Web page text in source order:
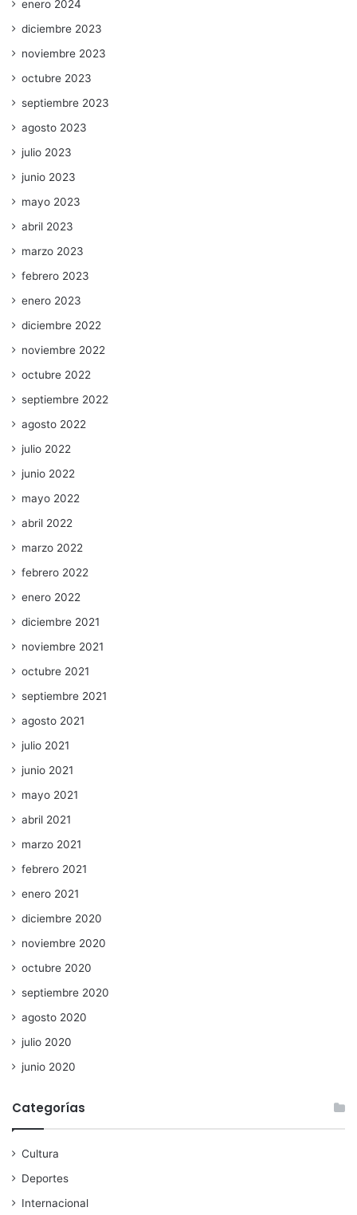
enero 2024
diciembre 2023
noviembre 2023
octubre 2023
septiembre 2023
agosto 2023
julio 2023
junio 2023
mayo 2023
abril 2023
marzo 2023
febrero 2023
enero 2023
diciembre 2022
noviembre 2022
octubre 2022
septiembre 2022
agosto 2022
julio 2022
junio 2022
mayo 2022
abril 2022
marzo 2022
febrero 2022
enero 2022
diciembre 2021
noviembre 2021
octubre 2021
septiembre 2021
agosto 2021
julio 2021
junio 2021
mayo 2021
abril 2021
marzo 2021
febrero 2021
enero 2021
diciembre 2020
noviembre 2020
octubre 2020
septiembre 2020
agosto 2020
julio 2020
junio 2020
Categorías
Cultura
Deportes
Internacional